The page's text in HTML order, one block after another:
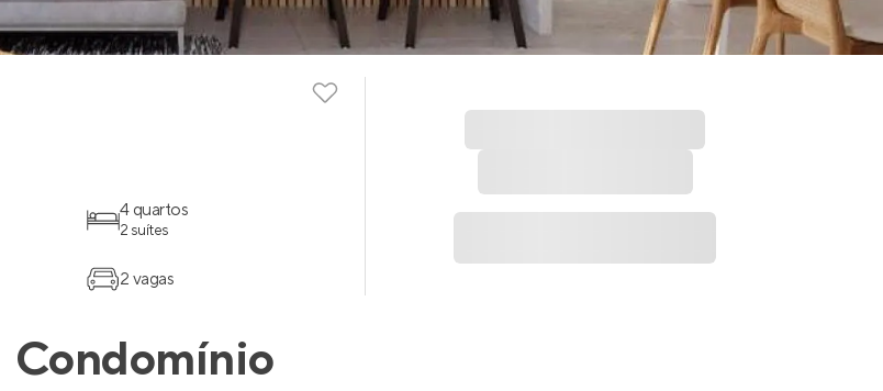
4 quartos
2 suítes
2 vagas
Condomínio